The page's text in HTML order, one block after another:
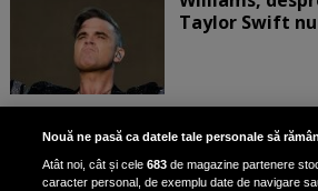
Taylor Swift
Bruce
Iron Maiden,
de scrimer la
Nouă ne pasă ca datele tale personale să
Atât noi, cât și cele683 de magazine partenere
caracter personal, de exemplu date de navigare